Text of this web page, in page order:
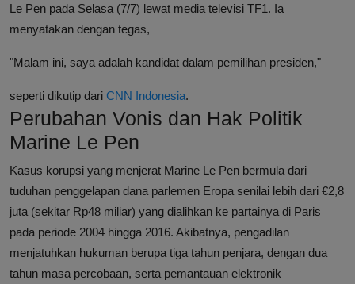
Le Pen pada Selasa (7/7) lewat media televisi TF1. Ia
menyatakan dengan tegas,
"Malam ini, saya adalah kandidat dalam pemilihan presiden,"
seperti dikutip dari CNN Indonesia.
Perubahan Vonis dan Hak Politik
Marine Le Pen
Kasus korupsi yang menjerat Marine Le Pen bermula dari
tuduhan penggelapan dana parlemen Eropa senilai lebih dari €2,8
juta (sekitar Rp48 miliar) yang dialihkan ke partainya di Paris
pada periode 2004 hingga 2016. Akibatnya, pengadilan
menjatuhkan hukuman berupa tiga tahun penjara, dengan dua
tahun masa percobaan, serta pemantauan elektronik